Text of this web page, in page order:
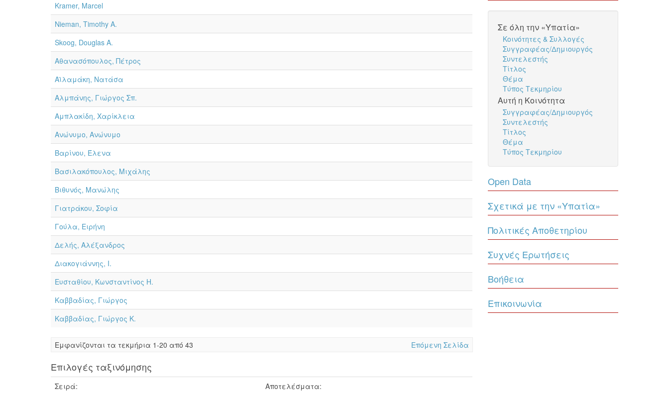
Kramer, Marcel
Nieman, Timothy A.
Skoog, Douglas A.
Αθανασόπουλος, Πέτρος
Αϊλαμάκη, Νατάσα
Αλμπάνης, Γιώργος Σπ.
Αμπλακίδη, Χαρίκλεια
Ανώνυμο, Ανώνυμο
Βαρίνου, Έλενα
Βασιλακόπουλος, Μιχάλης
Βιθυνός, Μανώλης
Γιατράκου, Σοφία
Γούλα, Ειρήνη
Δελής, Αλέξανδρος
Διακογιάννης, Ι.
Ευσταθίου, Κωνσταντίνος Η.
Καββαδίας, Γιώργος
Καββαδίας, Γιώργος Κ.
Eμφανίζονται τα τεκμήρια 1-20 από 43 Επόμενη Σελίδα
Επιλογές ταξινόμησης
Σειρά: Αποτελέσματα:
Σε όλη την «Υπατία»
Κοινότητες & Συλλογές
Συγγραφέας/Δημιουργός
Συντελεστής
Τίτλος
Θέμα
Τύπος Τεκμηρίου
Αυτή η Κοινότητα
Συγγραφέας/Δημιουργός
Συντελεστής
Τίτλος
Θέμα
Τύπος Τεκμηρίου
Open Data
Σχετικά με την «Υπατία»
Πολιτικές Αποθετηρίου
Συχνές Ερωτήσεις
Βοήθεια
Επικοινωνία